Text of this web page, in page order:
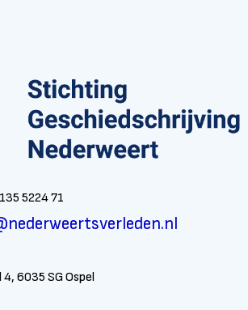
5224 71
6035 SG Ospel